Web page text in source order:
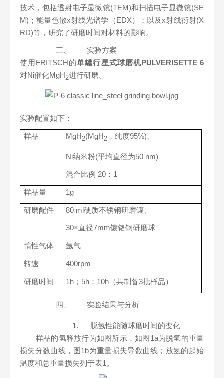
技术，包括透射电子显微镜(TEM)和扫描电子显微镜(SE
M)；能量色散x射线光谱学（EDX）；以及x射线衍射(X
RD)等，研究了研磨时间对材料的影响。
三、
实验方案
使用FRITSCH的单罐行星式球磨机PULVERISETTE 6
对Ni催化MgH2进行研磨。
实验配置如下：
样品 MgH2(MgH2 ，纯度95%)、
Ni纳米粉(平均直径为50 nm)
混合比例 20：1
样品量 1g
研磨配件 80 ml硬质不锈钢研磨罐、
30×直径7mm镀铬钢研磨球
惰性气体 氩气
转速 400rpm
研磨时间 1h；5h；10h（共制备3批样品）
四、 实验结果与分析
1.
脱氢性能随球磨时间的变化
样品的氢释放行为如图所示，如图1a为脱氢的重量
损失分数曲线，图1b为重量损失导数曲线；放氢的起始
温度和总重量损失列于表1。